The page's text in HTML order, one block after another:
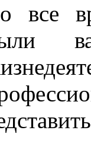
все